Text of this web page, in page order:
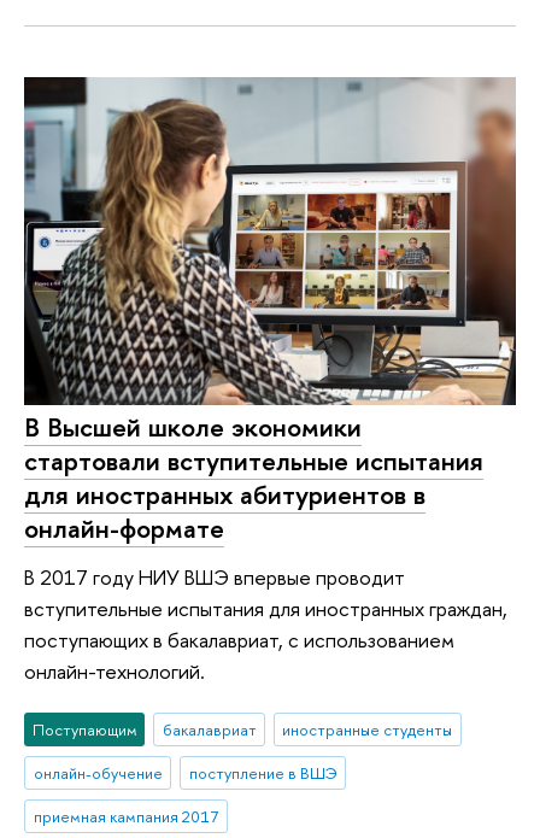
В Высшей школе экономики
стартовали вступительные испытания
для иностранных абитуриентов в
онлайн-формате
В 2017 году НИУ ВШЭ впервые проводит
вступительные испытания для иностранных граждан,
поступающих в бакалавриат, с использованием
онлайн-технологий.
Поступающим бакалавриат
иностранные студенты
онлайн-обучение
поступление в ВШЭ
приемная кампания 2017